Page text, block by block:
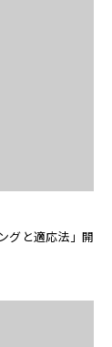
グと適応法」開